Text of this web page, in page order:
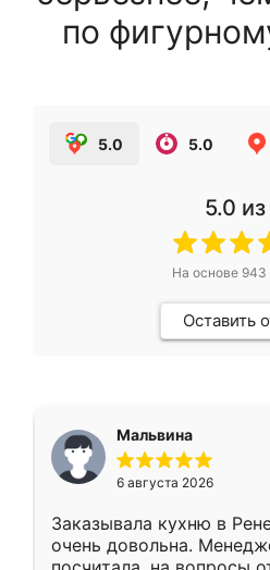
по
5.0 5.0
5.0
На основе 943
Оставить
Мальвина
6 августа 2026
Заказывала кухню в
очень довольна.